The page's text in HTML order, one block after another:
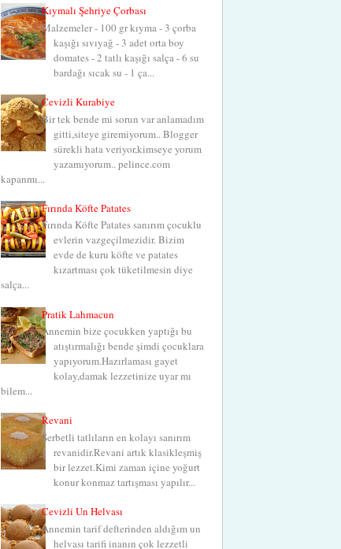
Kıymalı Şehriye Çorbası
Malzemeler - 100 gr kıyma - 3 çorba
kaşığı sıvıyağ - 3 adet orta boy
domates - 2 tatlı kaşığı salça - 6 su
bardağı sıcak su - 1 ça...
Cevizli Kurabiye
Bir tek bende mi sorun var anlamadım
gitti,siteye giremiyorum.. Blogger
sürekli hata veriyor,kimseye yorum
yazamıyorum.. pelince.com
kapanmı...
Fırında Köfte Patates
Fırında Köfte Patates sanırım çocuklu
evlerin vazgeçilmezidir. Bizim
evde de kuru köfte ve patates
kızartması çok tüketilmesin diye
salça...
Pratik Lahmacun
Annemin bize çocukken yaptığı bu
atıştırmalığı bende şimdi çocuklara
yapıyorum.Hazırlaması gayet
kolay,damak lezzetinize uyar mı
bilem...
Revani
Şerbetli tatlıların en kolayı sanırım
revanidir.Revani artık klasikleşmiş
bir lezzet.Kimi zaman içine yoğurt
konur konmaz tartışması yapılır...
Cevizli Un Helvası
Annemin tarif defterinden aldığım un
helvası tarifi inanın çok lezzetli